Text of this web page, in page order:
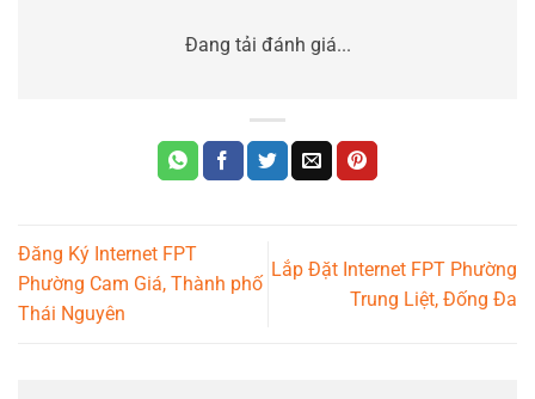
Đang tải đánh giá...
Đăng Ký Internet FPT
Phường Cam Giá, Thành phố
Thái Nguyên
Lắp Đặt Internet FPT Phường
Trung Liệt, Đống Đa